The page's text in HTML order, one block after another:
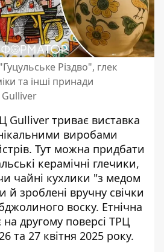
Різдво", глек
та інші принади
Gulliver триває виставка
виробами
Тут можна придбати
керамічні глечики,
чайні кухлики "з медом
зроблені вручну свічки
воску. Етнічна
на другому поверсі ТРЦ
та 27 квітня 2025 року.